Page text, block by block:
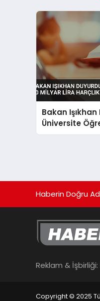
Bakan
Üniversite
Lira Harçlık
Haberin Doğru
Reklam & İşbirliği:
Copyright © 2025